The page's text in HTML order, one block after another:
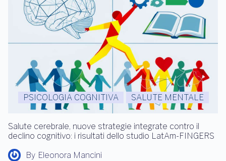
PSICOLOGIA COGNITIVA SALUTE MENTALE
Salute cerebrale, nuove strategie integrate contro il
declino cognitivo: i risultati dello studio LatAm-FINGERS
By Eleonora Mancini